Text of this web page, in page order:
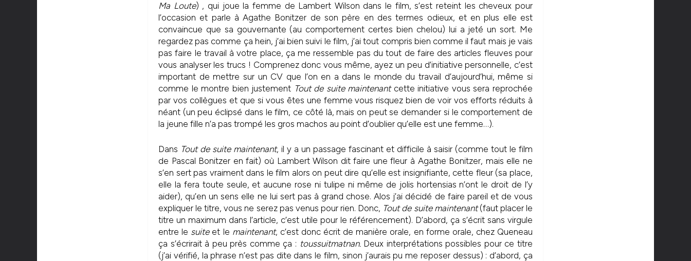
Ma Loute) , qui joue la femme de Lambert Wilson dans le film, s’est reteint les cheveux pour
l’occasion et parle à Agathe Bonitzer de son père en des termes odieux, et en plus elle est
convaincue que sa gouvernante (au comportement certes bien chelou) lui a jeté un sort. Me
regardez pas comme ça hein, j’ai bien suivi le film, j’ai tout compris bien comme il faut mais je vais
pas faire le travail à votre place, ça me ressemble pas du tout de faire des articles fleuves pour
vous analyser les trucs ! Comprenez donc vous même, ayez un peu d’initiative personnelle, c’est
important de mettre sur un CV que l’on en a dans le monde du travail d’aujourd’hui, même si
comme le montre bien justement Tout de suite maintenant cette initiative vous sera reprochée
par vos collègues et que si vous êtes une femme vous risquez bien de voir vos efforts réduits à
néant (un peu éclipsé dans le film, ce côté là, mais on peut se demander si le comportement de
la jeune fille n’a pas trompé les gros machos au point d’oublier qu’elle est une femme…).
Dans Tout de suite maintenant, il y a un passage fascinant et difficile à saisir (comme tout le film
de Pascal Bonitzer en fait) où Lambert Wilson dit faire une fleur à Agathe Bonitzer, mais elle ne
s’en sert pas vraiment dans le film alors on peut dire qu’elle est insignifiante, cette fleur (sa place,
elle la fera toute seule, et aucune rose ni tulipe ni même de jolis hortensias n’ont le droit de l’y
aider), qu’en un sens elle ne lui sert pas à grand chose. Alos j’ai décidé de faire pareil et de vous
expliquer le titre, vous ne serez pas venus pour rien. Donc, Tout de suite maintenant(faut placer le
titre un maximum dans l’article, c’est utile pour le référencement). D’abord, ça s’écrit sans virgule
entre le suite et le maintenant, c’est donc écrit de manière orale, en forme orale, chez Queneau
ça s’écrirait à peu près comme ça : toussuitmatnan. Deux interprétations possibles pour ce titre
(j’ai vérifié, la phrase n’est pas dite dans le film, sinon j’aurais pu me reposer dessus) : d’abord, ça